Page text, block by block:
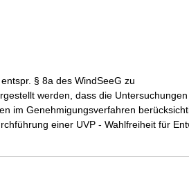
§ 8a des WindSeeG zu
werden, dass die
im Genehmigungsverfahren
einer UVP - Wahlfreiheit für